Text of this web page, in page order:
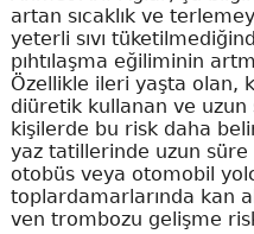
artan sıcaklık ve
yeterli sıvı
pıhtılaşma eğiliminin
Özellikle ileri yaşta olan,
diüretik kullanan ve uzun
kişilerde bu risk daha
yaz tatillerinde uzun süre
otobüs veya otomobil
toplardamarlarında kan
ven trombozu gelişme